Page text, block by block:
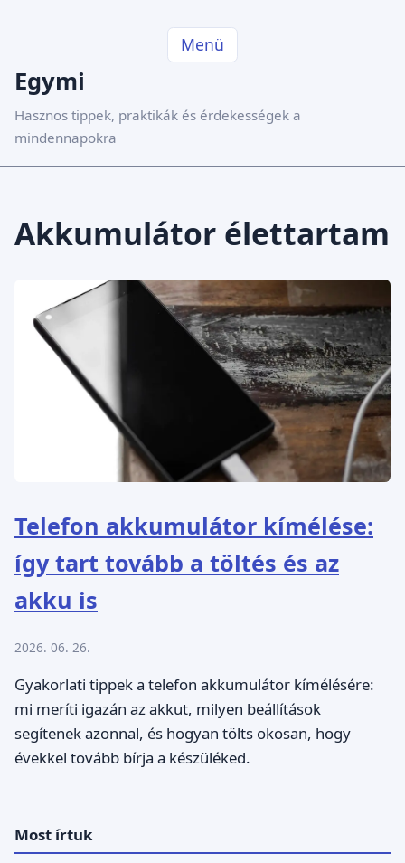
Menü
Egymi
Hasznos tippek, praktikák és érdekességek a
mindennapokra
Akkumulátor élettartam
Telefon akkumulátor kímélése:
így tart tovább a töltés és az
akku is
2026. 06. 26.
Gyakorlati tippek a telefon akkumulátor kímélésére:
mi meríti igazán az akkut, milyen beállítások
segítenek azonnal, és hogyan tölts okosan, hogy
évekkel tovább bírja a készüléked.
Most írtuk